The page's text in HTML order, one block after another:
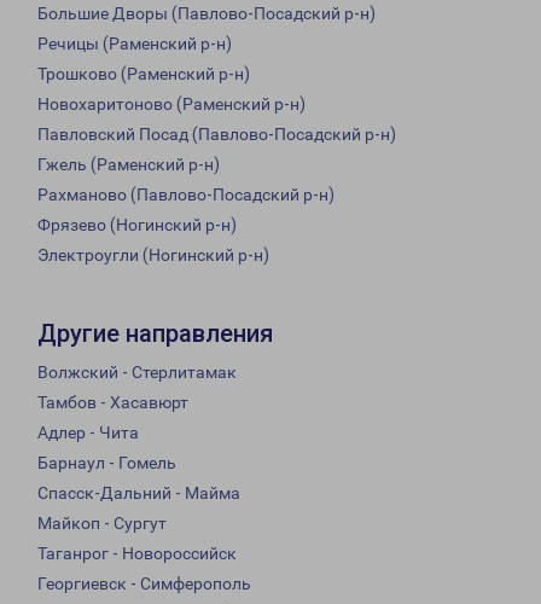
Большие Дворы (Павлово-Посадский р-н)
Речицы (Раменский р-н)
Трошково (Раменский р-н)
Новохаритоново (Раменский р-н)
Павловский Посад (Павлово-Посадский р-н)
Гжель (Раменский р-н)
Рахманово (Павлово-Посадский р-н)
Фрязево (Ногинский р-н)
Электроугли (Ногинский р-н)
Другие направления
Волжский - Стерлитамак
Тамбов - Хасавюрт
Адлер - Чита
Барнаул - Гомель
Спасск-Дальний - Майма
Майкоп - Сургут
Таганрог - Новороссийск
Георгиевск - Симферополь